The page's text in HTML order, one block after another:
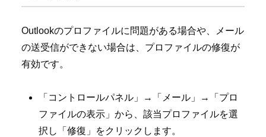
Outlookのプロファイルに問題がある場合や、メール
の送受信ができない場合は、プロファイルの修復が
有効です。
「コントロールパネル」→「メール」→「プロ
ファイルの表示」から、該当プロファイルを選
択し「修復」をクリックします。